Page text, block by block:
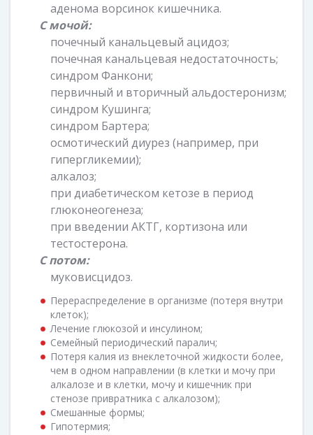
аденома ворсинок кишечника.
С мочой:
почечный канальцевый ацидоз;
почечная канальцевая недостаточность;
синдром Фанкони;
первичный и вторичный альдостеронизм;
синдром Кушинга;
синдром Бартера;
осмотический диурез (например, при
гипергликемии);
алкалоз;
при диабетическом кетозе в период
глюконеогенеза;
при введении АКТГ, кортизона или
тестостерона.
С потом:
муковисцидоз.
Перераспределение в организме (потеря внутри
клеток);
Лечение глюкозой и инсулином;
Семейный периодический паралич;
Потеря калия из внеклеточной жидкости более,
чем в одном направлении (в клетки и мочу при
алкалозе и в клетки, мочу и кишечник при
стенозе привратника с алкалозом);
Смешанные формы;
Гипотермия;